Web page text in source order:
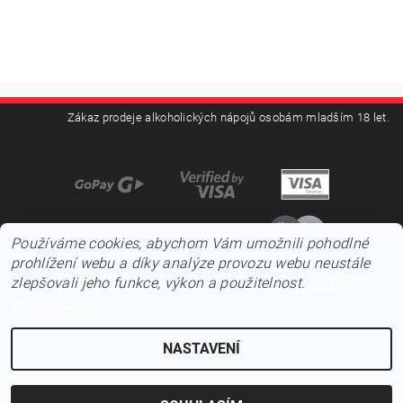
Zákaz prodeje alkoholických nápojů osobám mladším 18 let.
2026 ©Pojďnavíno.cz, všechna práva vyhrazena
Používáme cookies, abychom Vám umožnili pohodlné
prohlížení webu a díky analýze provozu webu neustále
zlepšovali jeho funkce, výkon a použitelnost.
NASTAVENÍ